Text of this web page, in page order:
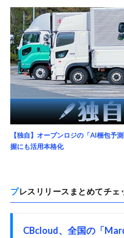
【独自】オープンロジの「AI梱包予
握にも活用本格化
プレスリリースまとめてチェ
CBcloud、全国の「